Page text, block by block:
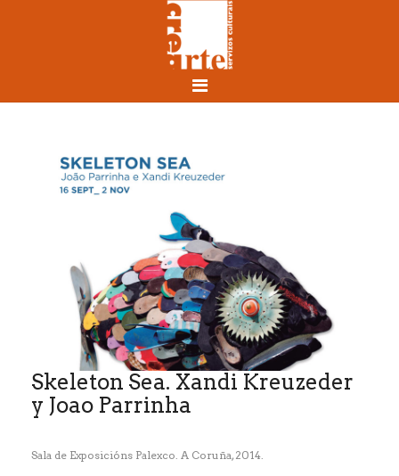
Skeleton Sea. Xandi Kreuzeder
y Joao Parrinha
Sala de Exposicións Palexco. A Coruña, 2014.